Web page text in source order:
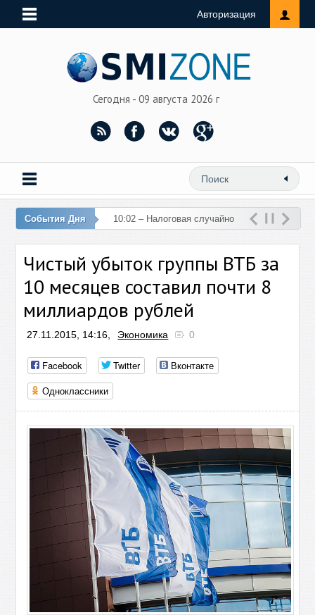
Авторизация
Сегодня - 09 августа 2026 г
События Дня 10:02 – Налоговая случайно
на счет женщины
Чистый убыток группы ВТБ за
10 месяцев составил почти 8
миллиардов рублей
27.11.2015, 14:16, Экономика 0
Facebook Twitter
Вконтакте
Одноклассники